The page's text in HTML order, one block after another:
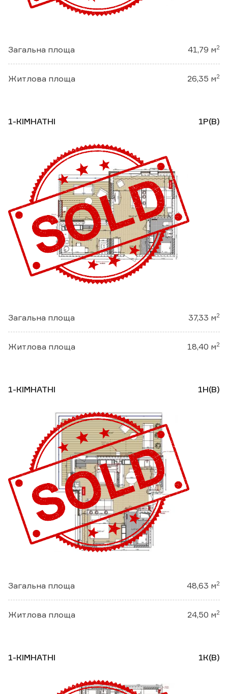
Загальна площа 41,79 м2
Житлова площа 26,35 м2
1-КІМНАТНІ 1Р(В)
Загальна площа 37,33 м2
Житлова площа 18,40 м2
1-КІМНАТНІ 1Н(В)
Загальна площа 48,63 м2
Житлова площа 24,50 м2
1-КІМНАТНІ 1К(В)